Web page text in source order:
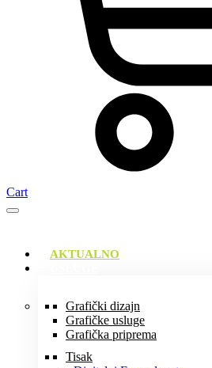
Cart
AKTUALNO
Grafički dizajn
Grafičke usluge
Grafička priprema
Tisak